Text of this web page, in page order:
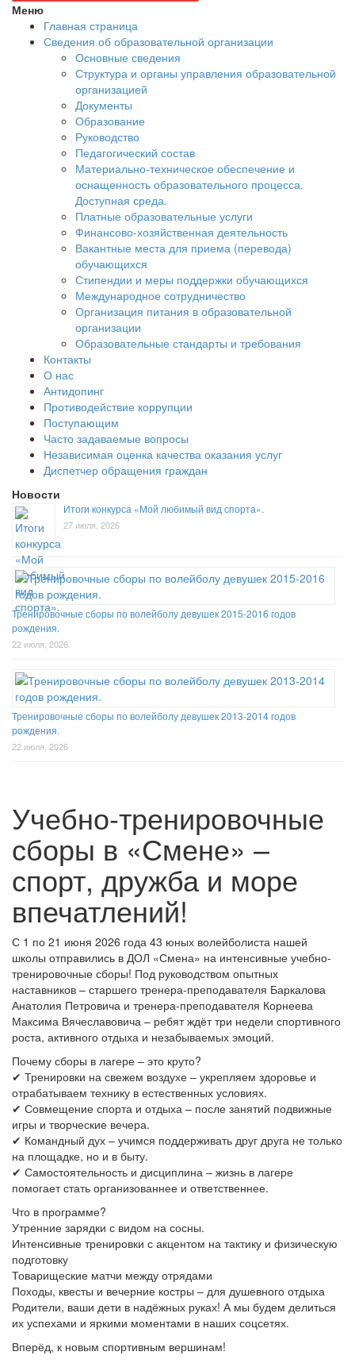
Меню
Главная страница
Сведения об образовательной организации
Основные сведения
Структура и органы управления образовательной
организацией
Документы
Образование
Руководство
Педагогический состав
Материально-техническое обеспечение и
оснащенность образовательного процесса.
Доступная среда.
Платные образовательные услуги
Финансово-хозяйственная деятельность
Вакантные места для приема (перевода)
обучающихся
Стипендии и меры поддержки обучающихся
Международное сотрудничество
Организация питания в образовательной
организации
Образовательные стандарты и требования
Контакты
О нас
Антидопинг
Противодействие коррупции
Поступающим
Часто задаваемые вопросы
Независимая оценка качества оказания услуг
Диспетчер обращения граждан
Новости
Итоги конкурса «Мой любимый вид спорта».
27 июля, 2026
Тренировочные сборы по волейболу девушек 2015-2016 годов
рождения.
22 июля, 2026
Тренировочные сборы по волейболу девушек 2013-2014 годов
рождения.
22 июля, 2026
Учебно-тренировочные
сборы в «Смене» –
спорт, дружба и море
впечатлений!
С 1 по 21 июня 2026 года 43 юных волейболиста нашей
школы отправились в ДОЛ «Смена» на интенсивные учебно-
тренировочные сборы! Под руководством опытных
наставников – старшего тренера-преподавателя Баркалова
Анатолия Петровича и тренера-преподавателя Корнеева
Максима Вячеславовича – ребят ждёт три недели спортивного
роста, активного отдыха и незабываемых эмоций.
Почему сборы в лагере – это круто?
✔ Тренировки на свежем воздухе – укрепляем здоровье и
отрабатываем технику в естественных условиях.
✔ Совмещение спорта и отдыха – после занятий подвижные
игры и творческие вечера.
✔ Командный дух – учимся поддерживать друг друга не только
на площадке, но и в быту.
✔ Самостоятельность и дисциплина – жизнь в лагере
помогает стать организованнее и ответственнее.
Что в программе?
Утренние зарядки с видом на сосны.
Интенсивные тренировки с акцентом на тактику и физическую
подготовку
Товарищеские матчи между отрядами
Походы, квесты и вечерние костры – для душевного отдыха
Родители, ваши дети в надёжных руках! А мы будем делиться
их успехами и яркими моментами в наших соцсетях.
Вперёд, к новым спортивным вершинам!